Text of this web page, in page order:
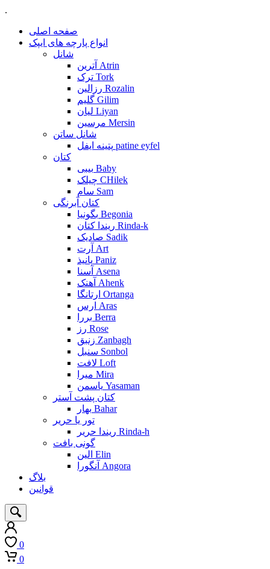
.
صفحه اصلی
انواع پارچه های ایپک
شانل
آترین Atrin
ترک Tork
رزالین Rozalin
گلیم Gilim
لیان Liyan
مرسین Mersin
شانل ساتن
پتینه ایفل patine eyfel
کتان
بیبی Baby
چیلک CHilek
سام Sam
کتان آبرنگی
بگونیا Begonia
ریندا کتان Rinda-k
صادیک Sadik
آرت Art
پانیذ Paniz
آسنا Asena
آهنک Ahenk
ارتانگا Ortanga
ارس Aras
بررا Berra
رز Rose
زنبق Zanbagh
سنبل Sonbol
لافت Loft
میرا Mira
یاسمن Yasaman
کتان پشت آستر
بهار Bahar
تور یا حریر
ریندا حریر Rinda-h
گونی بافت
الین Elin
آنگورا Angora
بلاگ
قوانین
0
0